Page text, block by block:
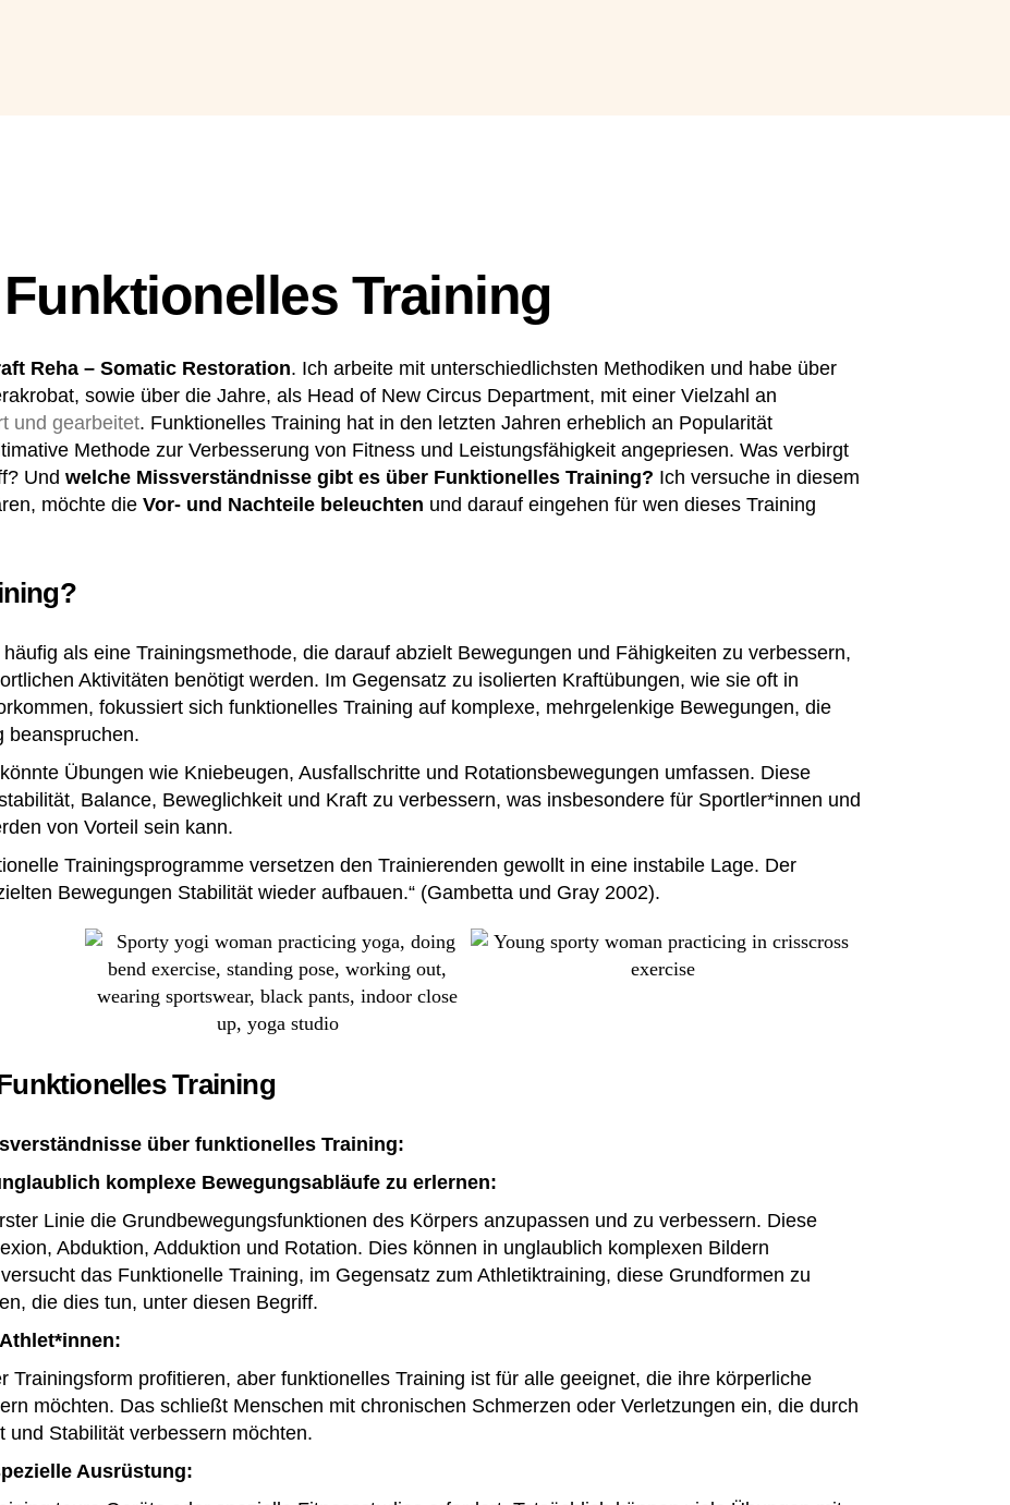
Funktionelles Training
Reha – Somatic Restoration. Ich arbeite mit unterschiedlichsten Methodiken und habe über
sowie über die Jahre, als Head of New Circus Department, mit einer Vielzahl an
und gearbeitet. Funktionelles Training hat in den letzten Jahren erheblich an Popularität
Methode zur Verbesserung von Fitness und Leistungsfähigkeit angepriesen. Was verbirgt
Und welche Missverständnisse gibt es über Funktionelles Training? Ich versuche in diesem
möchte die Vor- und Nachteile beleuchten und darauf eingehen für wen dieses Training
als eine Trainingsmethode, die darauf abzielt Bewegungen und Fähigkeiten zu verbessern,
Aktivitäten benötigt werden. Im Gegensatz zu isolierten Kraftübungen, wie sie oft in
fokussiert sich funktionelles Training auf komplexe, mehrgelenkige Bewegungen, die
beanspruchen.
Übungen wie Kniebeugen, Ausfallschritte und Rotationsbewegungen umfassen. Diese
Balance, Beweglichkeit und Kraft zu verbessern, was insbesondere für Sportler*innen und
von Vorteil sein kann.
Trainingsprogramme versetzen den Trainierenden gewollt in eine instabile Lage. Der
Bewegungen Stabilität wieder aufbauen.“ (Gambetta und Gray 2002).
Training
über funktionelles Training:
komplexe Bewegungsabläufe zu erlernen:
Linie die Grundbewegungsfunktionen des Körpers anzupassen und zu verbessern. Diese
Abduktion, Adduktion und Rotation. Dies können in unglaublich komplexen Bildern
das Funktionelle Training, im Gegensatz zum Athletiktraining, diese Grundformen zu
die dies tun, unter diesen Begriff.
Trainingsform profitieren, aber funktionelles Training ist für alle geeignet, die ihre körperliche
möchten. Das schließt Menschen mit chronischen Schmerzen oder Verletzungen ein, die durch
Stabilität verbessern möchten.
Ausrüstung: